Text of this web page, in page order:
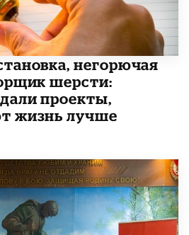
негорючая
шерсти:
проекты,
жизнь лучше